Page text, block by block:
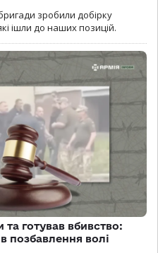
зробили добірку
ішли до наших позицій.
та готував вбивство:
позбавлення волі